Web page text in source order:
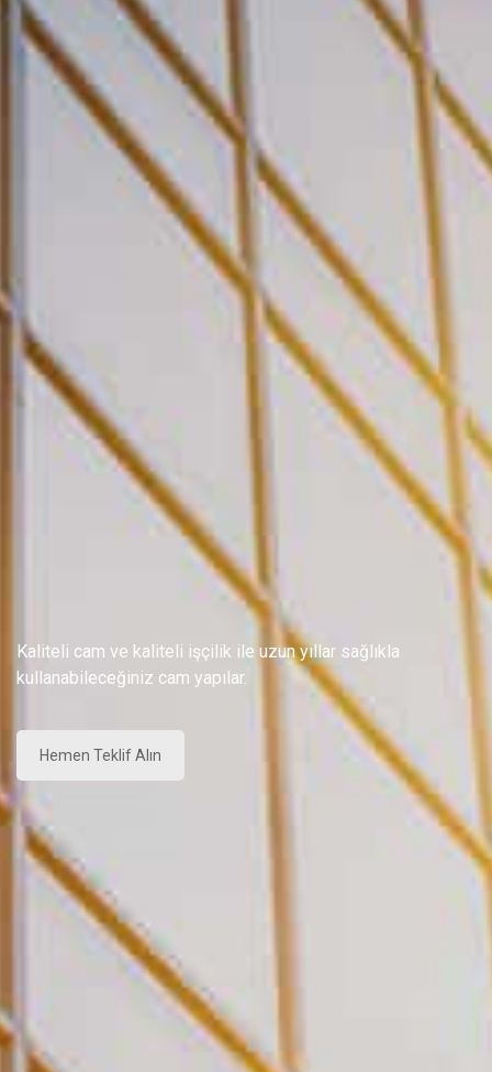
Kaliteli cam ve kaliteli işçilik ile uzun yıllar sağlıkla
kullanabileceğiniz cam yapılar.
Hemen Teklif Alın